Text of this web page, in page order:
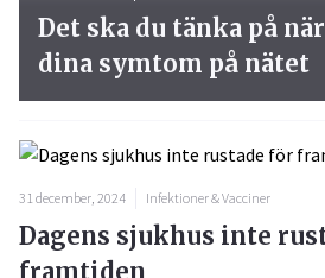
Det ska du tänka på
dina symtom på nätet
31 december, 2024 Infektioner & Vacciner
Dagens sjukhus inte
framtiden